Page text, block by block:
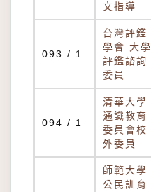
文指導
093 / 1
台灣評鑑
學會 大學
評鑑諮詢
委員
094 / 1
清華大學
通識教育
委員會校
外委員
師範大學
公民訓育